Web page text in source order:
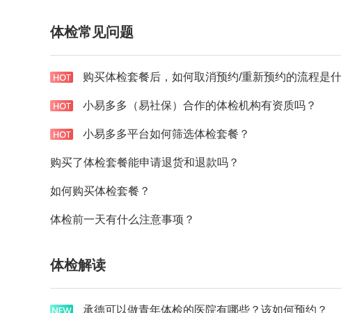
体检常见问题
小易多多（易社保）合作的体检机构有资质吗？
小易多多平台如何筛选体检套餐？
购买了体检套餐能申请退货和退款吗？
如何购买体检套餐？
体检前一天有什么注意事项？
体检解读
承德可以做青年体检的医院有哪些？该如何预约？